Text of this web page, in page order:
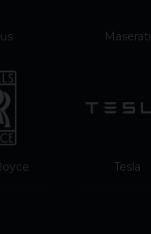
Tesla
Maserati